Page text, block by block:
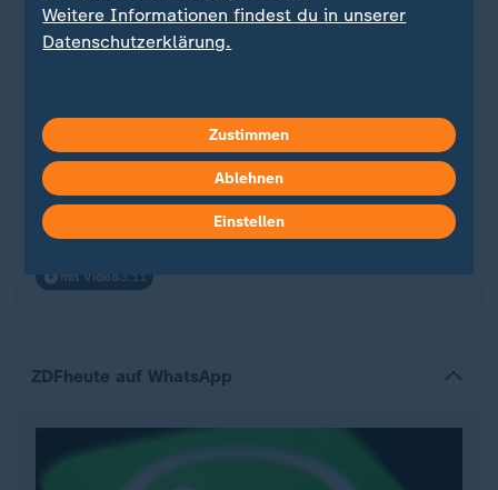
Bunte Eier, Schoko-Hasen und Osterfeuer: Es gibt
viele verschiedene Bräuche und Traditionen an
Ostern. Warum wird das Fest gefeiert - und wieso
ist es für Christen so wichtig?
mit Video 3:11
FAQ
ZDFheute auf WhatsApp
Weitere Informationen findest du in unserer
Datenschutzerklärung.
Zustimmen
Ablehnen
Einstellen